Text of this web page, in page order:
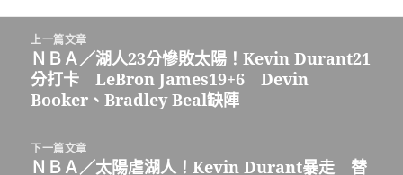
上一篇文章
上
一
篇
章:
ＮＢＡ／湖人23分慘敗太陽！Kevin Durant21
分打卡 LeBron James19+6 Devin
Booker、Bradley Beal缺陣
下一篇文章
下
ＮＢＡ／太陽虐湖人！Kevin Durant暴走 替